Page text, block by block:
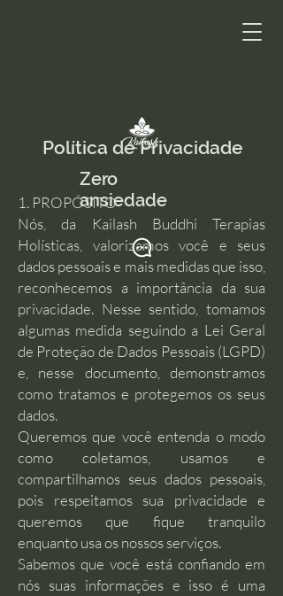
Zero
ansiedade
Política de Privacidade
1. PROPÓSITO
Nós, da Kailash Buddhi Terapias
Holísticas, valorizamos você e seus
dados pessoais e mais medidas que isso,
reconhecemos a importância da sua
privacidade. Nesse sentido, tomamos
algumas medida seguindo a Lei Geral
de Proteção de Dados Pessoais (LGPD)
e, nesse documento, demonstramos
como tratamos e protegemos os seus
dados.
Queremos que você entenda o modo
como coletamos, usamos e
compartilhamos seus dados pessoais,
pois respeitamos sua privacidade e
queremos que fique tranquilo
enquanto usa os nossos serviços.
Sabemos que você está confiando em
nós suas informações e isso é uma